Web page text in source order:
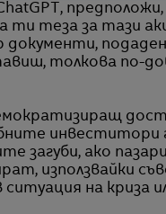
теза за тази
толкова по-
инвеститори
загуби, ако
използвайки
на криза